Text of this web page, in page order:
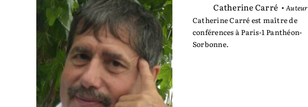
Catherine Carré •Auteur
Catherine Carré est maître de
conférences à Paris-1 ­Panthéon-
Sorbonne.